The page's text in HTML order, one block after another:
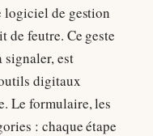
logiciel de gestion
de feutre. Ce geste
est
digitaux
Le formulaire, les
: chaque étape